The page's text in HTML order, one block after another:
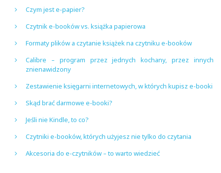
Czym jest e-papier?
Czytnik e-booków vs. książka papierowa
Formaty plików a czytanie książek na czytniku e-booków
Calibre – program przez jednych kochany, przez innych
znienawidzony
Zestawienie księgarni internetowych, w których kupisz e-booki
Skąd brać darmowe e-booki?
Jeśli nie Kindle, to co?
Czytniki e-booków, których użyjesz nie tylko do czytania
Akcesoria do e-czytników – to warto wiedzieć